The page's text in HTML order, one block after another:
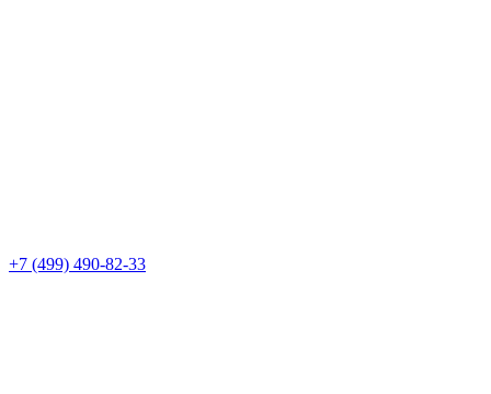
+7 (499) 490-82-33